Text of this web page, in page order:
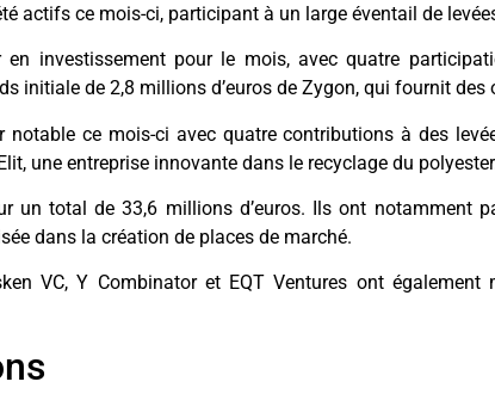
actifs ce mois-ci, participant à un large éventail de
investissement pour le mois, avec quatre
initiale de 2,8 millions d’euros de Zygon, qui fournit des
notable ce mois-ci avec quatre contributions à des
une entreprise innovante dans le recyclage du
un total de 33,6 millions d’euros. Ils ont notamment
dans la création de places de marché.
VC, Y Combinator et EQT Ventures ont